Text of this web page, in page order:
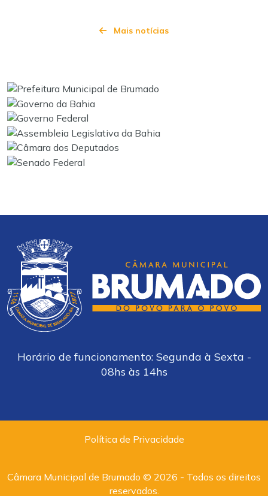
Mais notícias
Horário de funcionamento: Segunda à Sexta -
08hs às 14hs
Política de Privacidade
Câmara Municipal de Brumado © 2026 - Todos os direitos
reservados.